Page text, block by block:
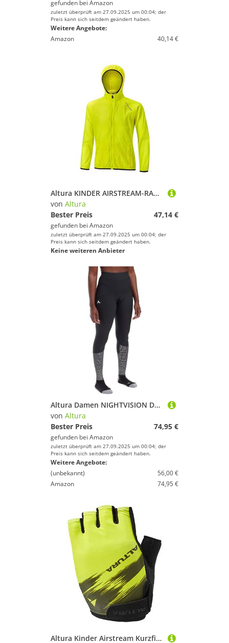
gefunden bei Amazon
zuletzt überprüft am 27.09.2025 um 00:04; der
Preis kann sich seitdem geändert haben.
Weitere Angebote:
Amazon
40,14 €
Altura KINDER AIRSTREAM-RADJACKE 10-12
von Altura
Bester Preis
47,14 €
gefunden bei Amazon
zuletzt überprüft am 27.09.2025 um 00:04; der
Preis kann sich seitdem geändert haben.
Keine weiteren Anbieter
Altura Damen NIGHTVISION DWR Cycling Waist Tights Beinbekleidung, Weiß, 42
von Altura
Bester Preis
74,95 €
gefunden bei Amazon
zuletzt überprüft am 27.09.2025 um 00:04; der
Preis kann sich seitdem geändert haben.
Weitere Angebote:
(unbekannt)
56,00 €
Amazon
74,95 €
Altura Kinder Airstream Kurzfinger Handschuhe - Gelb/Limette